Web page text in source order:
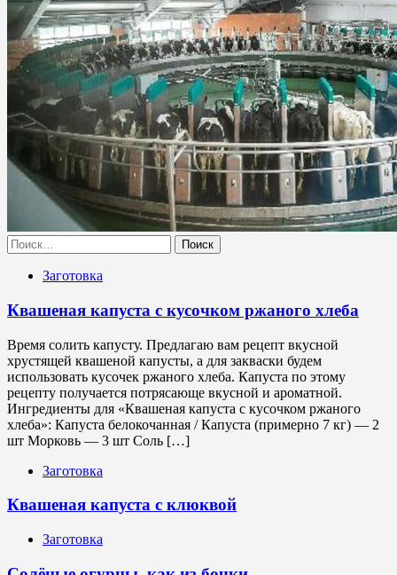
Найти:
Заготовка
Квашеная капуста с кусочком ржаного хлеба
Время солить капусту. Предлагаю вам рецепт вкусной
хрустящей квашеной капусты, а для закваски будем
использовать кусочек ржаного хлеба. Капуста по этому
рецепту получается потрясающе вкусной и ароматной.
Ингредиенты для «Квашеная капуста с кусочком ржаного
хлеба»: Капуста белокочанная / Капустa (примерно 7 кг) — 2
шт Морковь — 3 шт Соль […]
Заготовка
Квашеная капуста с клюквой
Заготовка